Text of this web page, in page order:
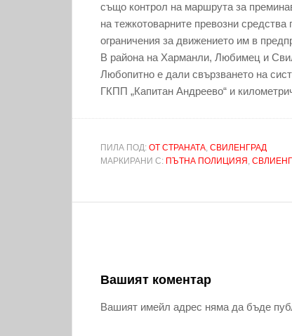
също контрол на маршрута за
на тежкотоварните превозни
ограничения за движението им в
В района на Харманли, Любимец и
Любопитно е дали свързването на
ГКПП „Капитан Андреево“ и
ПИЛА ПОД: ОТ СТРАНАТА, СВИЛЕНГРАД
МАРКИРАНИ С: ПЪТНА ПОЛИЦИЯЯ ,
Вашият коментар
Вашият имейл адрес няма да бъде